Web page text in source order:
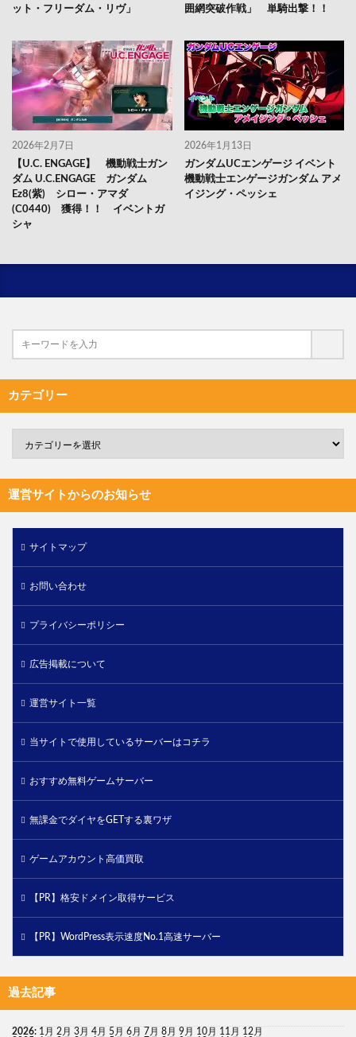
ット・フリーダム・リヴ」
囲網突破作戦」 単騎出撃！！
2026年2月7日
【U.C. ENGAGE】 機動戦士ガン
ダム U.C.ENGAGE ガンダム
Ez8(紫) シロー・アマダ
(C0440) 獲得！！ イベントガ
シャ
2026年1月13日
ガンダムUCエンゲージ イベント
機動戦士エンゲージガンダム アメ
イジング・ペッシェ
カテゴリー
運営サイトからのお知らせ
サイトマップ
お問い合わせ
プライバシーポリシー
広告掲載について
運営サイト一覧
当サイトで使用しているサーバーはコチラ
おすすめ無料ゲームサーバー
無課金でダイヤをGETする裏ワザ
ゲームアカウント高価買取
【PR】格安ドメイン取得サービス
【PR】WordPress表示速度No.1高速サーバー
過去記事
2026: 1月 2月 3月 4月 5月 6月 7月 8月 9月 10月 11月 12月